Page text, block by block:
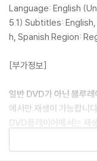
Language: English
5.1) Subtitles:
h, Spanish Region:
[부가정보]
일반 DVD가 아닌 블루
에서만 재생이 가능합니
DVD플레이어에서는 재
해외구매 제품이며 한글
아웃케이스 재고가 소진